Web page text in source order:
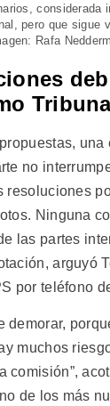
considerada
pero que sigue
Rafa
una
no
resoluciones
Ninguna
las partes
arguyó
por teléfono
demorar,
muchos
comisión”,
de los más